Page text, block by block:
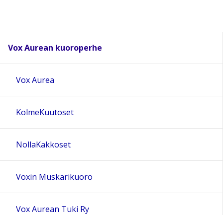
Vox Aurean kuoroperhe
Vox Aurea
KolmeKuutoset
NollaKakkoset
Voxin Muskarikuoro
Vox Aurean Tuki Ry